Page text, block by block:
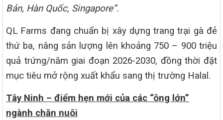
Bản, Hàn Quốc, Singapore”.
QL Farms đang chuẩn bị xây dựng trang trại gà đẻ
thứ ba, nâng sản lượng lên khoảng 750 – 900 triệu
quả trứng/năm giai đoạn 2026-2030, đồng thời đặt
mục tiêu mở rộng xuất khẩu sang thị trường Halal.
Tây Ninh – điểm hẹn mới của các “ông lớn”
ngành chăn nuôi